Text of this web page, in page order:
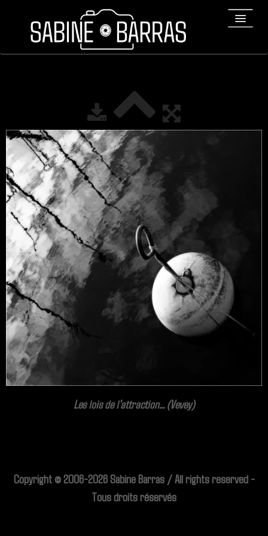
REPORTAGES▼
Bio▼
Expositions
Contact / Tirages
Liens
Les lois de l'attraction... (Vevey)
Copyright © 2006-2026 Sabine Barras / All rights reserved -
Tous droits réservés